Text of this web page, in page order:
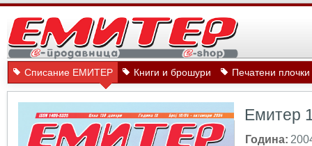
Списание ЕМИТЕР Книги и брошури Печатени
Емитер
Година: